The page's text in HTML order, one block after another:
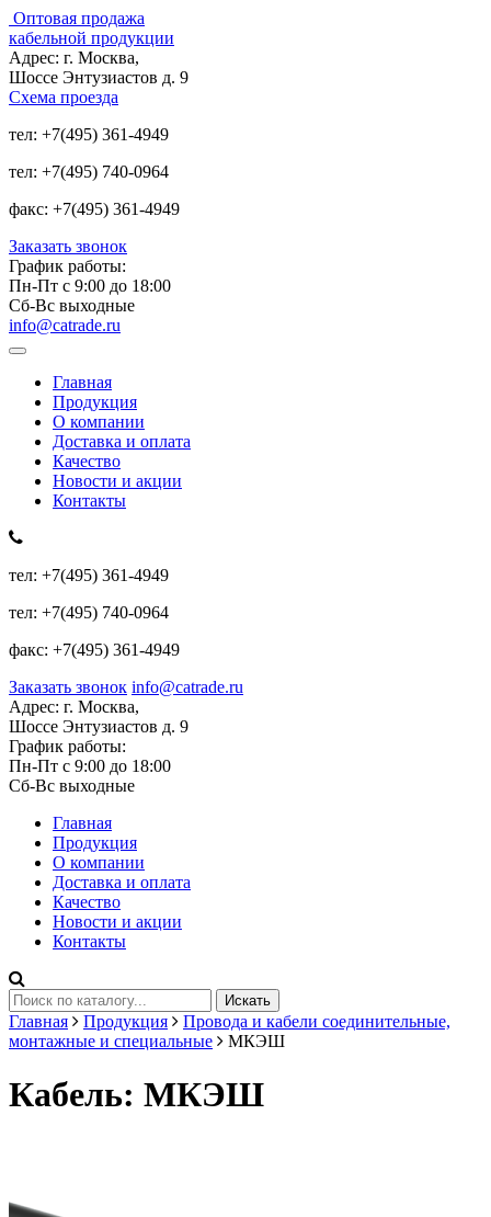
Оптовая продажа
кабельной продукции
Адрес: г. Москва,
Шоссе Энтузиастов д. 9
Схема проезда
тел: +7(495) 361-4949
тел: +7(495) 740-0964
факс: +7(495) 361-4949
Заказать звонок
График работы:
Пн-Пт с 9:00 до 18:00
Сб-Вс выходные
info@catrade.ru
Главная
Продукция
О компании
Доставка и оплата
Качество
Новости и акции
Контакты
тел: +7(495) 361-4949
тел: +7(495) 740-0964
факс: +7(495) 361-4949
Заказать звонок info@catrade.ru
Адрес: г. Москва,
Шоссе Энтузиастов д. 9
График работы:
Пн-Пт с 9:00 до 18:00
Сб-Вс выходные
Главная
Продукция
О компании
Доставка и оплата
Качество
Новости и акции
Контакты
Искать
Главная Продукция
Провода и кабели соединительные,
монтажные и специальные
МКЭШ
Кабель: МКЭШ